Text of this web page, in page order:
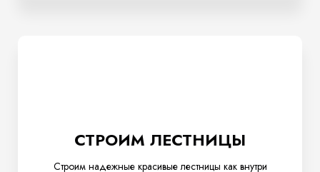
СТРОИМ ЛЕСТНИЦЫ
Строим надежные красивые лестницы как внутри